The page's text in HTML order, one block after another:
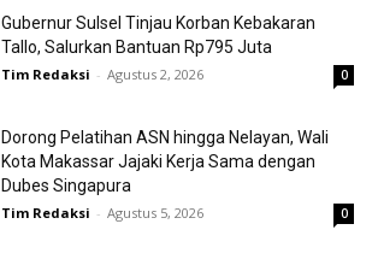
Gubernur Sulsel Tinjau Korban Kebakaran
Tallo, Salurkan Bantuan Rp795 Juta
Tim Redaksi - Agustus 2, 2026 0
Dorong Pelatihan ASN hingga Nelayan, Wali
Kota Makassar Jajaki Kerja Sama dengan
Dubes Singapura
Tim Redaksi - Agustus 5, 2026 0